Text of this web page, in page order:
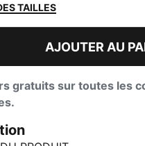
TAILLES
à la liste de souhaits
AJOUTER AU
gratuits sur toutes les